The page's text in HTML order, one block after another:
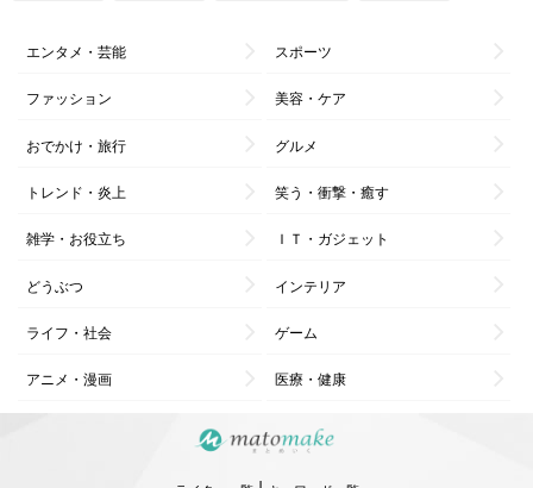
エンタメ・芸能 スポーツ
ファッション 美容・ケア
おでかけ・旅行 グルメ
トレンド・炎上 笑う・衝撃・癒す
雑学・お役立ち ＩＴ・ガジェット
どうぶつ インテリア
ライフ・社会 ゲーム
アニメ・漫画 医療・健康